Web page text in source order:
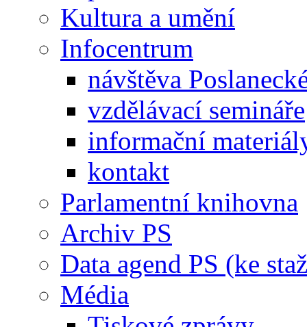
Kultura a umění
Infocentrum
návštěva
vzdělávací semináře
informační
kontakt
Parlamentní knihovna
Archiv PS
Data agend PS (ke
Média